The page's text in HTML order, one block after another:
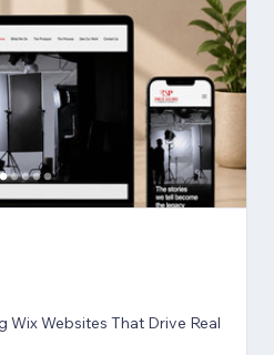
Wix Websites That Drive Real